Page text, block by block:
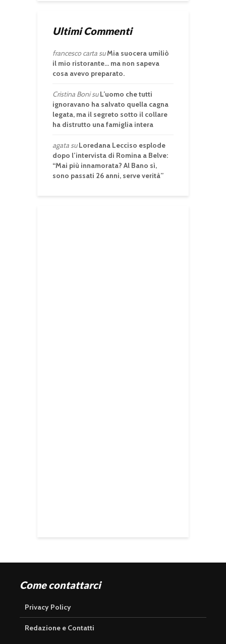
Ultimi Commenti
francesco cartasuMia suocera umiliò
il mio ristorante… ma non sapeva
cosa avevo preparato.
Cristina BonisuL’uomo che tutti
ignoravano ha salvato quella cagna
legata, ma il segreto sotto il collare
ha distrutto una famiglia intera
agatasuLoredana Lecciso esplode
dopo l’intervista di Romina a Belve:
“Mai più innamorata? Al Bano sì,
sono passati 26 anni, serve verità”
Come contattarci
Privacy Policy
Redazione e Contatti